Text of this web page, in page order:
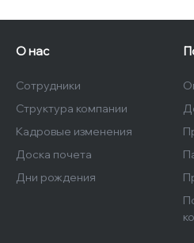
О нас
Сотрудники
Структура компании
Кадровые изменения
Доска почета
Дни рождения